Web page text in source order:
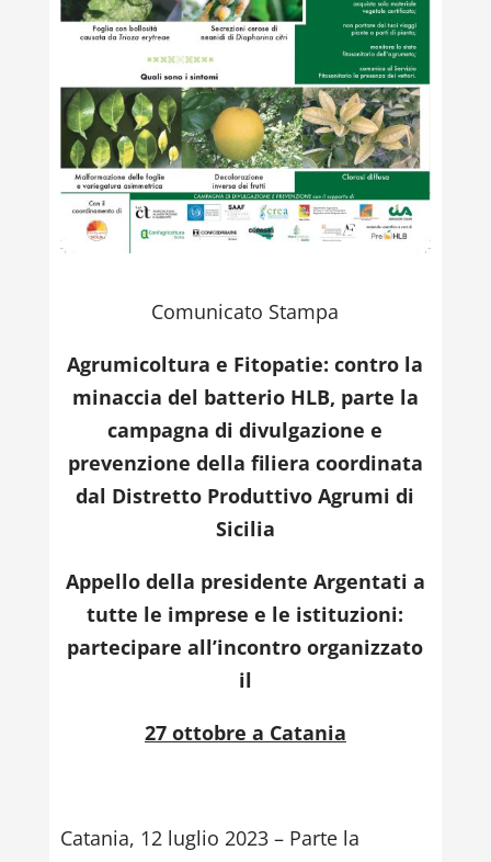
Comunicato Stampa
Agrumicoltura e Fitopatie: contro la
minaccia del batterio HLB, parte la
campagna di divulgazione e
prevenzione della filiera coordinata
dal Distretto Produttivo Agrumi di
Sicilia
Appello della presidente Argentati a
tutte le imprese e le istituzioni:
partecipare all’incontro organizzato
il
27 ottobre a Catania
Catania, 12 luglio 2023 – Parte la